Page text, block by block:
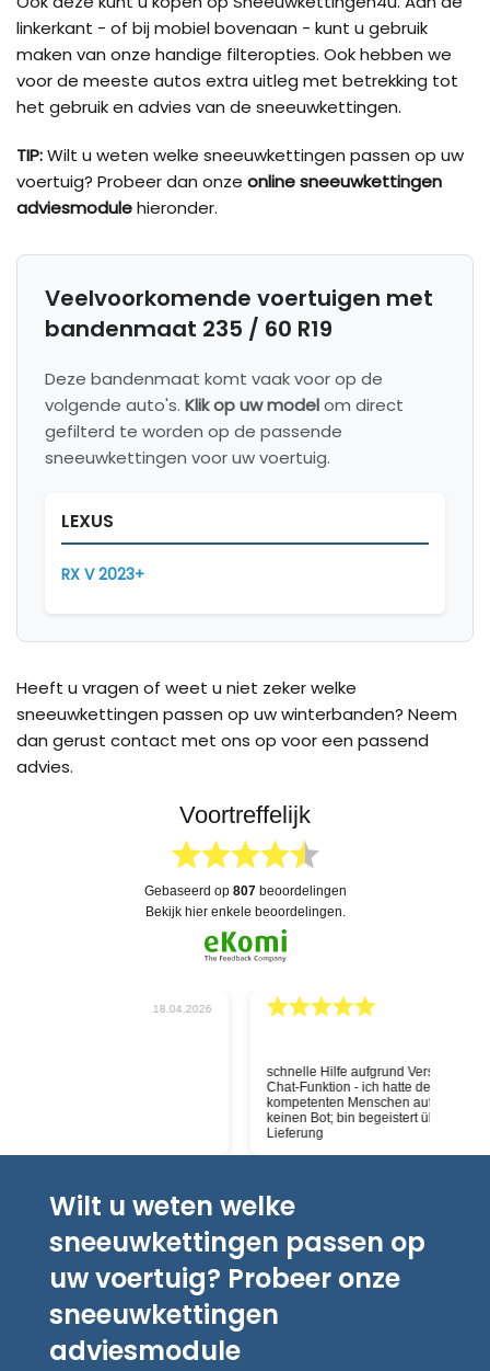
linkerkant - of bij mobiel bovenaan - kunt u gebruik
maken van onze handige filteropties. Ook hebben we
voor de meeste autos extra uitleg met betrekking tot
het gebruik en advies van de sneeuwkettingen.
TIP:Wilt u weten welke sneeuwkettingen passen op uw
voertuig? Probeer dan onze online sneeuwkettingen
adviesmodulehieronder.
Veelvoorkomende voertuigen met
bandenmaat 235 / 60 R19
Deze bandenmaat komt vaak voor op de
volgende auto's. Klik op uw modelom direct
gefilterd te worden op de passende
sneeuwkettingen voor uw voertuig.
LEXUS
RX V 2023+
Heeft u vragen of weet u niet zeker welke
sneeuwkettingen passen op uw winterbanden? Neem
dan gerust contact met ons op voor een passend
advies.
Voortreffelijk
gebaseerd op 807beoordelingen
bekijk hier enkele beoordelingen.
04.04.2026
schnelle Hilfe aufgrund Versandstatus durch die
Chat-Funktion - ich hatte definitiv einen
kompetenten Menschen auf der anderen Seite,
keinen Bot; bin begeistert über Service und
Wilt u weten welke
sneeuwkettingen passen op
uw voertuig? Probeer onze
sneeuwkettingen
adviesmodule